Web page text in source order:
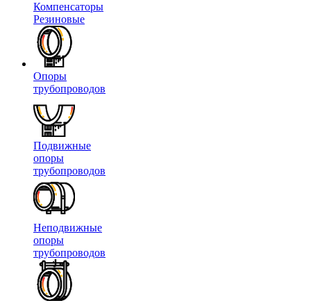
Компенсаторы
Резиновые
Опоры
трубопроводов
Подвижные
опоры
трубопроводов
Неподвижные
опоры
трубопроводов